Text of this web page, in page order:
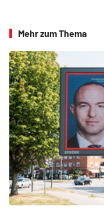
Mehr zum Thema